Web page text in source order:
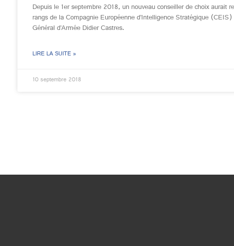
Depuis le 1er septembre 2018, un nouveau conseiller de choix aurait
rangs de la Compagnie Européenne d’Intelligence Stratégique
Général d’Armée Didier Castres.
LIRE LA SUITE »
10 septembre 2018